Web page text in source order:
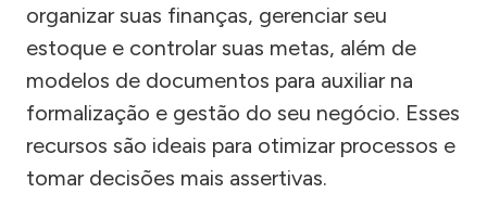
organizar suas finanças, gerenciar seu
estoque e controlar suas metas, além de
modelos de documentos para auxiliar na
formalização e gestão do seu negócio. Esses
recursos são ideais para otimizar processos e
tomar decisões mais assertivas.